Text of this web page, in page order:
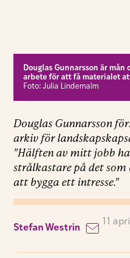
Douglas Gunnarsson är
arbete för att få materialet
Foto: Julia Lindemalm
Douglas Gunnarsson
arkiv för
"Hälften av mitt jobb
strålkastare på det
att bygga ett intresse."
Stefan Westrin
11